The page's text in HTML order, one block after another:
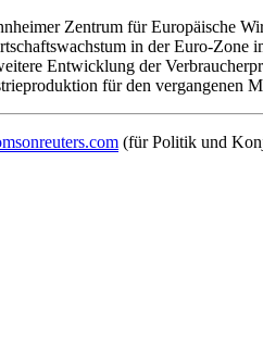
Zentrum für Europäische
in der Euro-Zone
Entwicklung der
für den vergangenen
(für Politik und